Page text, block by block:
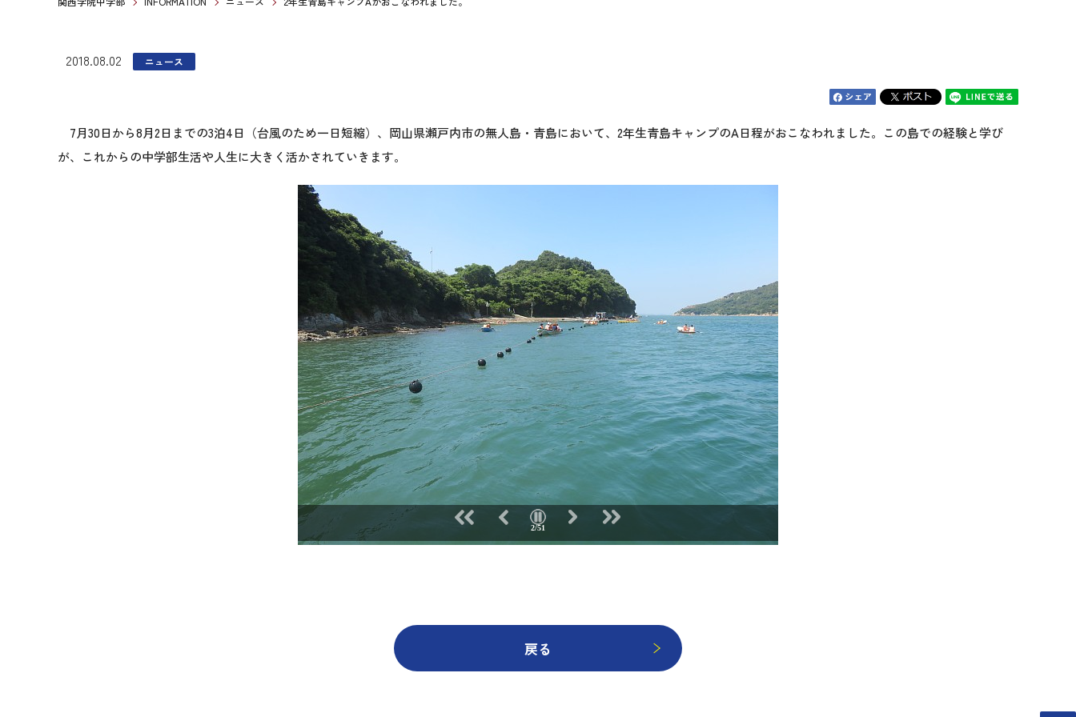
2018.08.02 ニュース
7月30日から8月2日までの3泊4日（台風のため一日短縮）、岡山県瀬戸内市の無人島・青島において、2年生青島キャンプのA日程がおこなわれました。この島での経験と学び
が、これからの中学部生活や人生に大きく活かされていきます。
2/51
戻る